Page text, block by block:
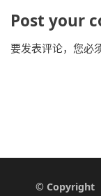
Post your
要发表评论，您必
© Copyright